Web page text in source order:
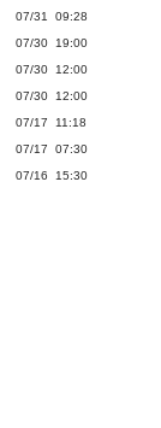
07/31 09:28
07/30 19:00
07/30 12:00
07/30 12:00
07/17 11:18
07/17 07:30
07/16 15:30